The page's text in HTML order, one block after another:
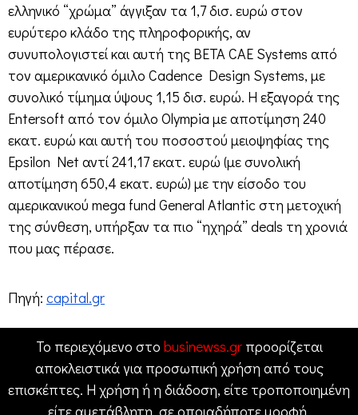
ελληνικό “χρώμα” άγγιξαν τα 1,7 δισ. ευρώ στον
ευρύτερο κλάδο της πληροφορικής, αν
συνυπολογιστεί και αυτή της BETA CAE Systems από
τον αμερικανικό όμιλο Cadence Design Systems, με
συνολικό τίμημα ύψους 1,15 δισ. ευρώ. Η εξαγορά της
Entersoft από τον όμιλο Olympia με αποτίμηση 240
εκατ. ευρώ και αυτή του ποσοστού μειοψηφίας της
Epsilon Net αντί 241,17 εκατ. ευρώ (με συνολική
αποτίμηση 650,4 εκατ. ευρώ) με την είσοδο του
αμερικανικού mega fund General Atlantic στη μετοχική
της σύνθεση, υπήρξαν τα πιο “ηχηρά” deals τη χρονιά
που μας πέρασε.
Πηγή: capital.gr
Το περιεχόμενο στο businewss.grπροορίζεται
αποκλειστικά για προσωπική χρήση από τους
επισκέπτες. Η χρήση ή η διάδοση, είτε τροποποιημένη